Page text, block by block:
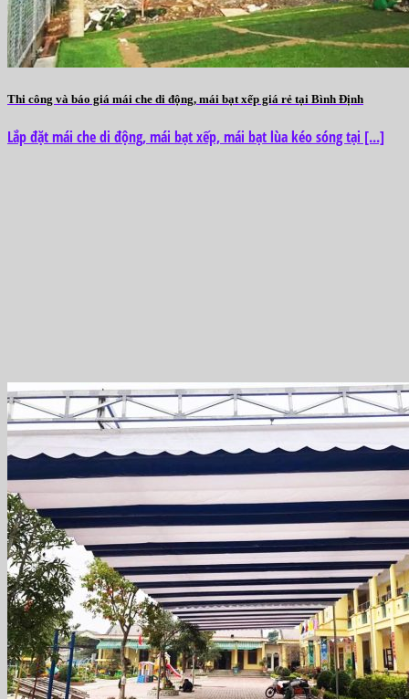
Thi công và báo giá mái che di động, mái bạt xếp giá rẻ tại Bình Định
Lắp đặt mái che di động, mái bạt xếp, mái bạt lùa kéo sóng tại [...]